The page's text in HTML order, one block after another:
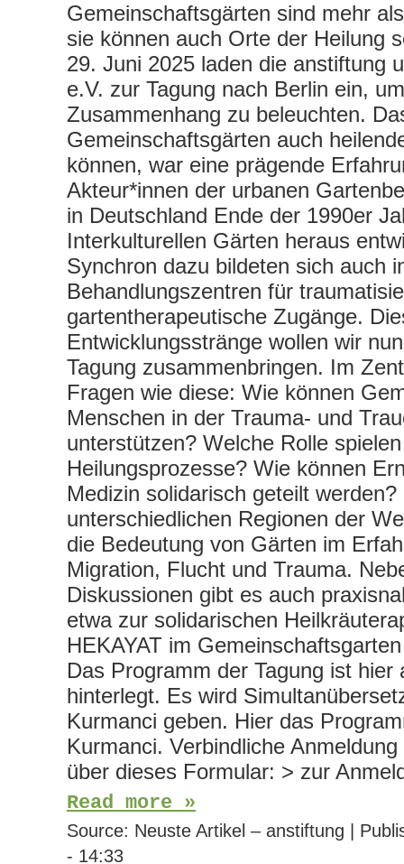
Gemeinschaftsgärten sind mehr
sie können auch Orte der Heilung
29. Juni 2025 laden die anstiftung
e.V. zur Tagung nach Berlin ein,
Zusammenhang zu beleuchten.
Gemeinschaftsgärten auch
können, war eine prägende
Akteur*innen der urbanen
in Deutschland Ende der 1990er
Interkulturellen Gärten heraus
Synchron dazu bildeten sich auch
Behandlungszentren für
gartentherapeutische Zugänge.
Entwicklungsstränge wollen wir
Tagung zusammenbringen. Im
Fragen wie diese: Wie können
Menschen in der Trauma- und
unterstützen? Welche Rolle
Heilungsprozesse? Wie können
Medizin solidarisch geteilt
unterschiedlichen Regionen der
die Bedeutung von Gärten im
Migration, Flucht und Trauma.
Diskussionen gibt es auch
etwa zur solidarischen
HEKAYAT im
Das Programm der Tagung ist hier
hinterlegt. Es wird
Kurmanci geben. Hier das
Kurmanci. Verbindliche
über dieses Formular: > zur
Read more »
Source: Neuste Artikel – anstiftung
- 14:33